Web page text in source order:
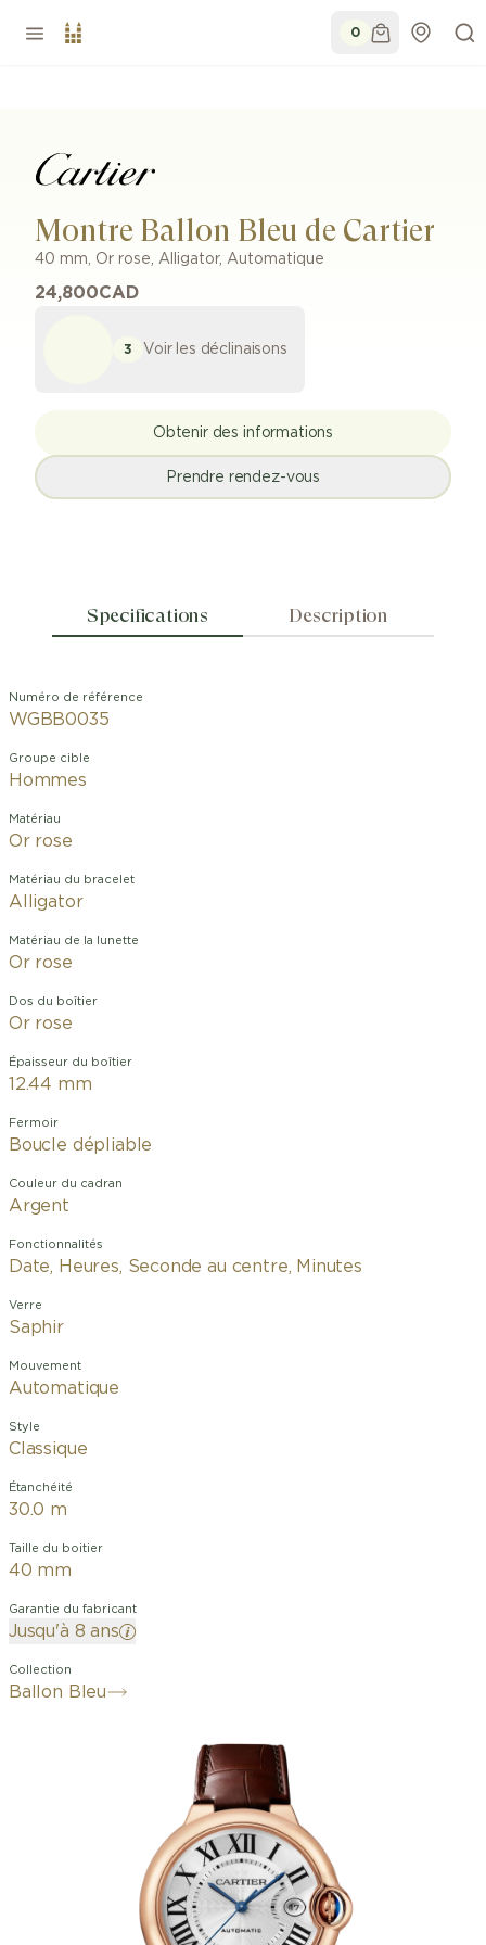
0
Montre Ballon Bleu de Cartier
40 mm, Or rose, Alligator, Automatique
24,800CAD
3 Voir les déclinaisons
Obtenir des informations
Prendre rendez-vous
Specifications Description
Numéro de référence
WGBB0035
Groupe cible
Hommes
Matériau
Or rose
Matériau du bracelet
Alligator
Matériau de la lunette
Or rose
Dos du boîtier
Or rose
Épaisseur du boîtier
12.44 mm
Fermoir
Boucle dépliable
Couleur du cadran
Argent
Fonctionnalités
Date, Heures, Seconde au centre, Minutes
Verre
Saphir
Mouvement
Automatique
Style
Classique
Étanchéité
30.0 m
Taille du boitier
40 mm
Garantie du fabricant
Jusqu'à 8 ans
Collection
Ballon Bleu